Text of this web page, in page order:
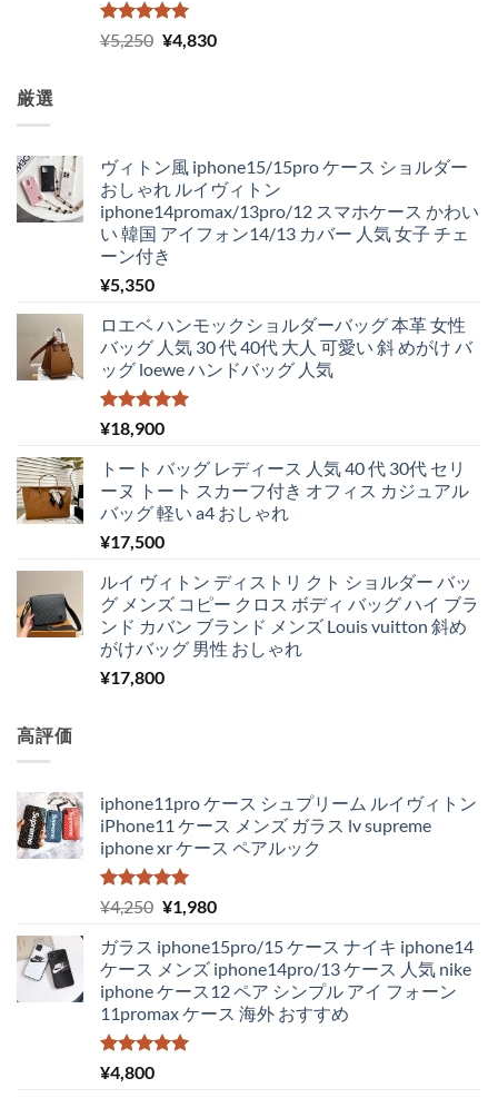
5段階中
5.00
の評価
¥5,250 元
¥5,250
で
し
た。
¥4,830現
¥4,830
で
す。
厳選
ヴィトン風 iphone15/15pro ケース ショルダー
おしゃれ ルイヴィトン
iphone14promax/13pro/12 スマホケース かわい
い 韓国 アイフォン14/13 カバー 人気 女子 チェ
ーン付き
¥5,350
ロエベ ハンモックショルダーバッグ 本革 女性
バッグ 人気 30 代 40代 大人 可愛い 斜 めがけ バ
ッグ loewe ハンドバッグ 人気
5段階中
5.00の評価
¥18,900
トート バッグ レディース 人気 40 代 30代 セリ
ーヌ トート スカーフ付き オフィス カジュアル
バッグ 軽い a4 おしゃれ
¥17,500
ルイ ヴィトン ディストリ クト ショルダー バッ
グ メンズ コピー クロス ボディ バッグ ハイ ブラ
ンド カバン ブランド メンズ Louis vuitton 斜め
がけバッグ 男性 おしゃれ
¥17,800
高評価
iphone11pro ケース シュプリーム ルイヴィトン
iPhone11 ケース メンズ ガラス lv supreme
iphone xr ケース ペアルック
5段階中
5.00
の評価
¥4,250 元
価
格
は
¥4,250
で
¥1,980現
の
価
格
は
ガラス iphone15pro/15 ケース ナイキ iphone14
ケース メンズ iphone14pro/13 ケース 人気 nike
iphone ケース12 ペア シンプル アイ フォーン
11promax ケース 海外 おすすめ
5段階中
5.00
¥4,800